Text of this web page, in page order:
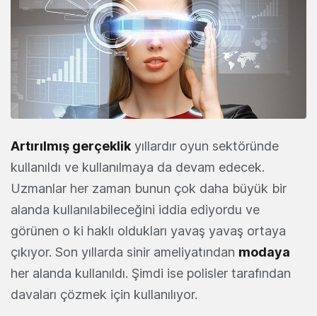
Artırılmış gerçeklik yıllardır oyun sektöründe
kullanıldı ve kullanılmaya da devam edecek.
Uzmanlar her zaman bunun çok daha büyük bir
alanda kullanılabileceğini iddia ediyordu ve
görünen o ki haklı oldukları yavaş yavaş ortaya
çıkıyor. Son yıllarda sinir ameliyatından modaya
her alanda kullanıldı. Şimdi ise polisler tarafından
davaları çözmek için kullanılıyor.